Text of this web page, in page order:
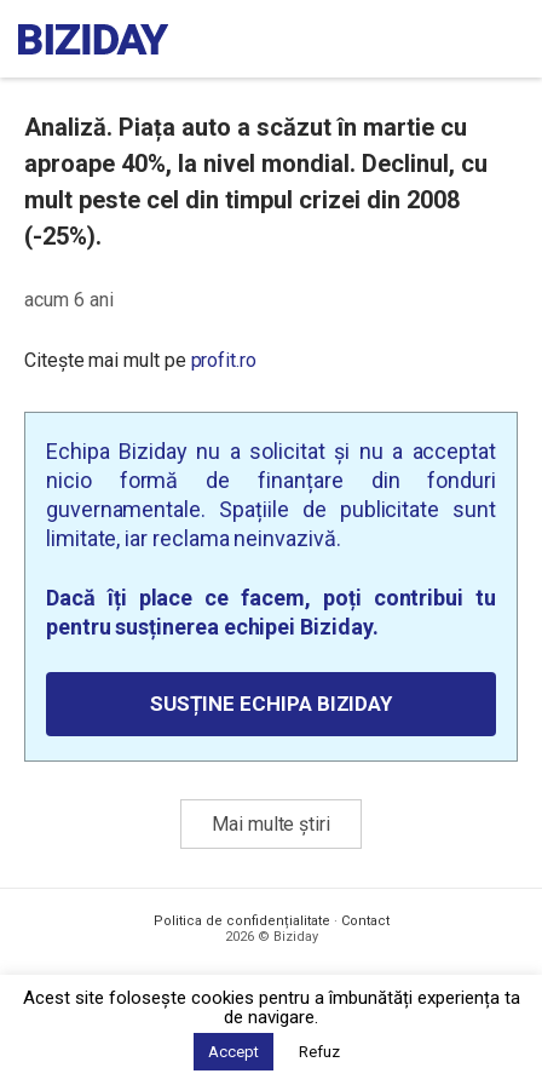
Analiză. Piața auto a scăzut în martie cu
aproape 40%, la nivel mondial. Declinul, cu
mult peste cel din timpul crizei din 2008
(-25%).
acum 6 ani
Citește mai mult pe profit.ro
Echipa Biziday nu a solicitat și nu a acceptat
nicio formă de finanțare din fonduri
guvernamentale. Spațiile de publicitate sunt
limitate, iar reclama neinvazivă.
Dacă îți place ce facem, poți contribui tu
pentru susținerea echipei Biziday.
SUSȚINE ECHIPA BIZIDAY
Mai multe știri
Politica de confidențialitate · Contact
2026 © Biziday
Acest site foloseşte cookies pentru a îmbunătăți experiența ta
de navigare.
Accept Refuz